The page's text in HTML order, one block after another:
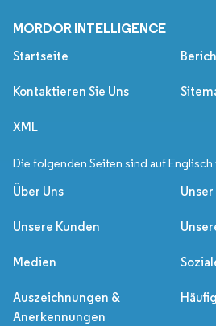
MORDOR INTELLIGENCE
Startseite
Kontaktieren Sie Uns
XML
Die folgenden Seiten sind auf
Über Uns
Unsere Kunden
Medien
Auszeichnungen &
Anerkennungen